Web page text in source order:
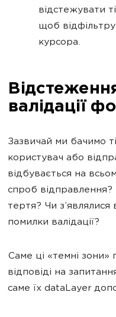
відстежувати
щоб
курсора.
валідації
Зазвичай ми бачимо
користувач або
відбувається на
спроб відправлення?
тертя? Чи з’являлися
помилки валідації?
Саме ці «темні
відповіді на
саме їх dataLayer